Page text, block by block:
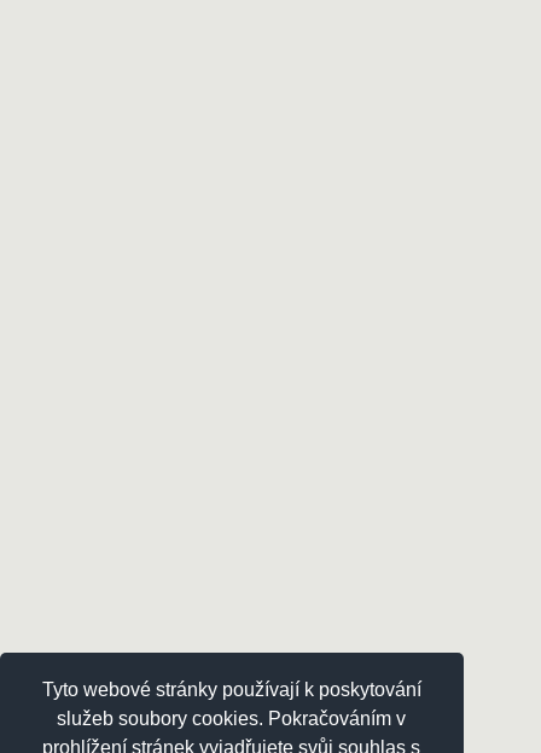
Tyto webové stránky používají k poskytování
služeb soubory cookies. Pokračováním v
prohlížení stránek vyjadřujete svůj souhlas s